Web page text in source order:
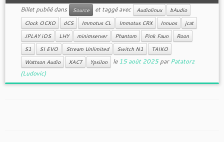
Billet publié dans Source et taggé avec Audiolinux
bAudio
Clock OCXO
dCS Immotus CL Immotus CRX Innuos
jcat
JPLAY iOS
LHY minimserver Phantom Pink Faun
Roon
S1
SI EVO Stream Unlimited Switch N1
TAIKO
Wattson Audio
XACT Ypsilon le15 août 2025 parPatatorz
(Ludovic)